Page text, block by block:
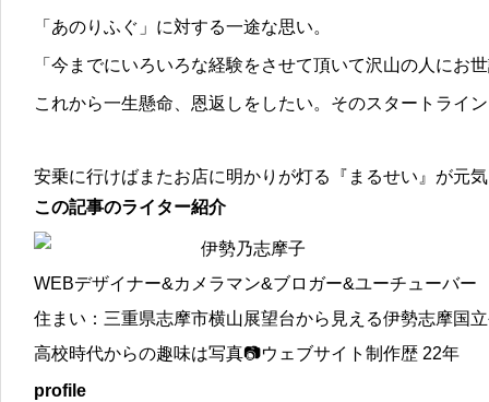
「あのりふぐ」に対する一途な思い。
「今までにいろいろな経験をさせて頂いて沢山の人にお
これから一生懸命、恩返しをしたい。そのスタートライ
安乗に行けばまたお店に明かりが灯る『まるせい』が元
この記事のライター紹介
伊勢乃志摩子
WEBデザイナー&カメラマン&ブロガー&ユーチューバー
住まい：三重県志摩市横山展望台から見える伊勢志摩国
高校時代からの趣味は写真📷ウェブサイト制作歴 22年
profile